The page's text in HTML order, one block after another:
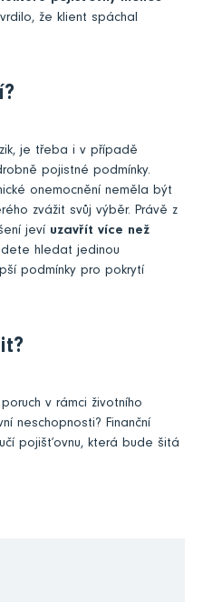
že klient spáchal
je třeba i v případě
pojistné podmínky.
onemocnění neměla být
zvážit svůj výběr. Právě z
jeví uzavřít více než
hledat jedinou
podmínky pro pokrytí
v rámci životního
neschopnosti? Finanční
pojišťovnu, která bude šitá